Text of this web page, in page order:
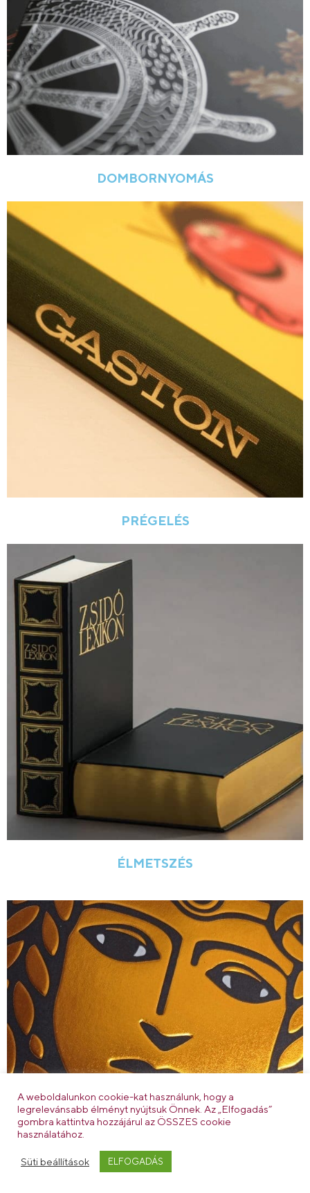
DOMBORNYOMÁS
PRÉGELÉS
ÉLMETSZÉS
A weboldalunkon cookie-kat használunk, hogy a
legrelevánsabb élményt nyújtsuk Önnek. Az „Elfogadás”
gombra kattintva hozzájárul az ÖSSZES cookie
használatához.
Süti beállítások ELFOGADÁS